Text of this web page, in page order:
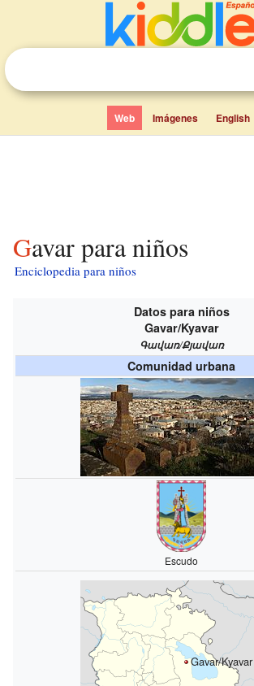
Web Imágenes English
Gavar para niños
Enciclopedia para niños
Datos para niños
Gavar/Kyavar
Գավառ/Քյավառ
Comunidad urbana
Escudo
Gavar/Kyavar